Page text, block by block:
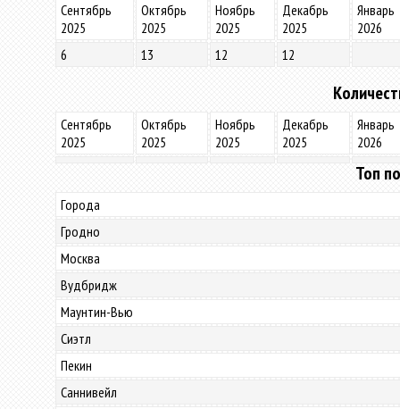
Сентябрь
2025
Октябрь
2025
Ноябрь
2025
Декабрь
2025
Январь
2026
6
13 12 12
Сентябрь
2025
Октябрь
2025
Ноябрь
2025
Декабрь
2025
Январь
2026
Топ
Города
Гродно
Москва
Вудбридж
Маунтин-Вью
Сиэтл
Пекин
Саннивейл